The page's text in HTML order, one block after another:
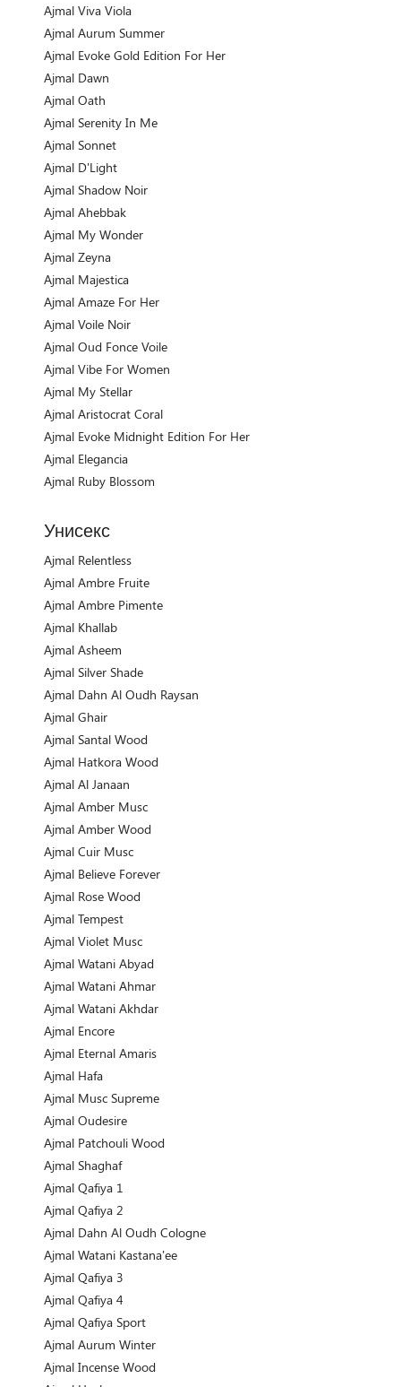
Ajmal Viva Viola
Ajmal Aurum Summer
Ajmal Evoke Gold Edition For Her
Ajmal Dawn
Ajmal Oath
Ajmal Serenity In Me
Ajmal Sonnet
Ajmal D'Light
Ajmal Shadow Noir
Ajmal Ahebbak
Ajmal My Wonder
Ajmal Zeyna
Ajmal Majestica
Ajmal Amaze For Her
Ajmal Voile Noir
Ajmal Oud Fonce Voile
Ajmal Vibe For Women
Ajmal My Stellar
Ajmal Aristocrat Coral
Ajmal Evoke Midnight Edition For Her
Ajmal Elegancia
Ajmal Ruby Blossom
Унисекс
Ajmal Relentless
Ajmal Ambre Fruite
Ajmal Ambre Pimente
Ajmal Khallab
Ajmal Asheem
Ajmal Silver Shade
Ajmal Dahn Al Oudh Raysan
Ajmal Ghair
Ajmal Santal Wood
Ajmal Hatkora Wood
Ajmal Al Janaan
Ajmal Amber Musc
Ajmal Amber Wood
Ajmal Cuir Musc
Ajmal Believe Forever
Ajmal Rose Wood
Ajmal Tempest
Ajmal Violet Musc
Ajmal Watani Abyad
Ajmal Watani Ahmar
Ajmal Watani Akhdar
Ajmal Encore
Ajmal Eternal Amaris
Ajmal Hafa
Ajmal Musc Supreme
Ajmal Oudesire
Ajmal Patchouli Wood
Ajmal Shaghaf
Ajmal Qafiya 1
Ajmal Qafiya 2
Ajmal Dahn Al Oudh Cologne
Ajmal Watani Kastana'ee
Ajmal Qafiya 3
Ajmal Qafiya 4
Ajmal Qafiya Sport
Ajmal Aurum Winter
Ajmal Incense Wood